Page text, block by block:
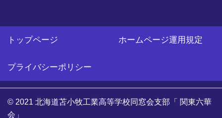
トップページ ホームページ運用規定
プライバシーポリシー
© 2021 北海道苫小牧工業高等学校同窓会支部「 関東六華
会」